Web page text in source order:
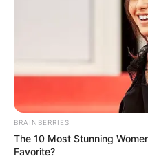
BRAINBERRIES
The 10 Most Stunning
Favorite?